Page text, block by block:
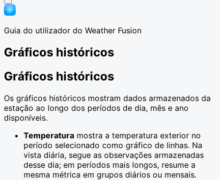
Guia do utilizador do Weather Fusion
Gráficos históricos
Gráficos históricos
Os gráficos históricos mostram dados armazenados da
estação ao longo dos períodos de dia, mês e ano
disponíveis.
Temperatura mostra a temperatura exterior no
período selecionado como gráfico de linhas. Na
vista diária, segue as observações armazenadas
desse dia; em períodos mais longos, resume a
mesma métrica em grupos diários ou mensais.